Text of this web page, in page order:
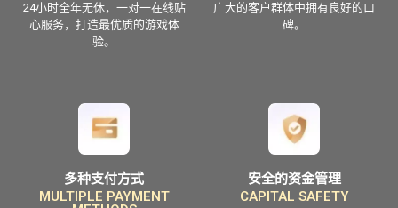
24小时全年无休，一对一在线贴
心服务，打造最优质的游戏体
验。
广大的客户群体中拥有良好的口
碑。
多种支付方式
MULTIPLE PAYMENT
安全的资金管理
CAPITAL SAFETY